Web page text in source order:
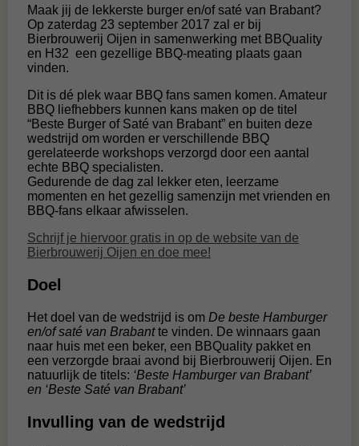
Maak jij de lekkerste burger en/of saté van Brabant?
Op zaterdag 23 september 2017 zal er bij
Bierbrouwerij Oijen in samenwerking met BBQuality
en H32 een gezellige BBQ-meating plaats gaan
vinden.
Dit is dé plek waar BBQ fans samen komen. Amateur
BBQ liefhebbers kunnen kans maken op de titel
“Beste Burger of Saté van Brabant” en buiten deze
wedstrijd om worden er verschillende BBQ
gerelateerde workshops verzorgd door een aantal
echte BBQ specialisten.
Gedurende de dag zal lekker eten, leerzame
momenten en het gezellig samenzijn met vrienden en
BBQ-fans elkaar afwisselen.
Schrijf je hiervoor gratis in op de website van de
Bierbrouwerij Oijen en doe mee!
Doel
Het doel van de wedstrijd is om De beste Hamburger
en/of saté van Brabantte vinden. De winnaars gaan
naar huis met een beker, een BBQuality pakket en
een verzorgde braai avond bij Bierbrouwerij Oijen. En
natuurlijk de titels: ‘Beste Hamburger van Brabant’
en ‘Beste Saté van Brabant’
Invulling van de wedstrijd